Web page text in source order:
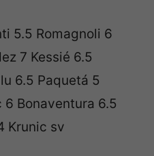
5.5 Romagnoli 6
7 Kessié 6.5
6.5 Paquetá 5
Bonaventura 6.5
Krunic sv